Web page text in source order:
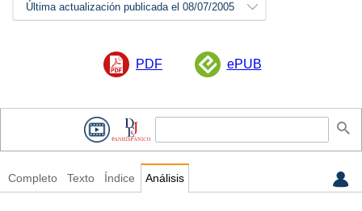
Última actualización publicada el 08/07/2005
PDF ePUB
Completo Texto Índice Análisis